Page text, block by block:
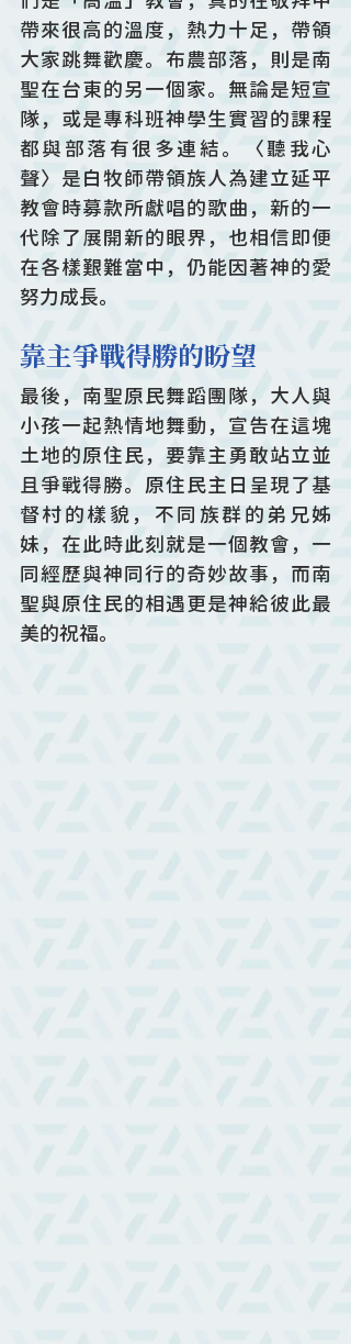
帶來很高的溫度，熱力十足，帶領
大家跳舞歡慶。布農部落，則是南
聖在台東的另一個家。無論是短宣
隊，或是專科班神學生實習的課程
都與部落有很多連結。〈聽我心
聲〉是白牧師帶領族人為建立延平
教會時募款所獻唱的歌曲，新的一
代除了展開新的眼界，也相信即便
在各樣艱難當中，仍能因著神的愛
努力成長。
靠主爭戰得勝的盼望
最後，南聖原民舞蹈團隊，大人與
小孩一起熱情地舞動，宣告在這塊
土地的原住民，要靠主勇敢站立並
且爭戰得勝。原住民主日呈現了基
督村的樣貌，不同族群的弟兄姊
妹，在此時此刻就是一個教會，一
同經歷與神同行的奇妙故事，而南
聖與原住民的相遇更是神給彼此最
美的祝福。